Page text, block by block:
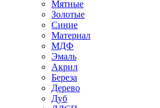
Мятные
Золотые
Синие
Материал
МДФ
Эмаль
Акрил
Береза
Дерево
Дуб